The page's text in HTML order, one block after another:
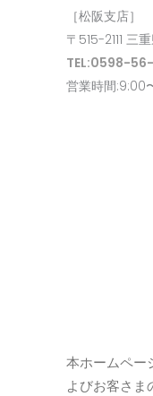
［松阪支店］
〒515-2111 三
TEL:0598-
営業時間
本ホームペー
よびお客さま